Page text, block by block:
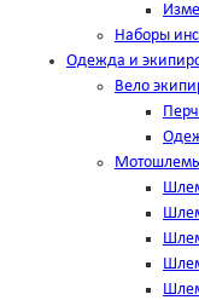
Наборы
Одежда и
Вело